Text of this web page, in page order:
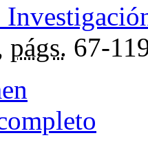
págs. 67-